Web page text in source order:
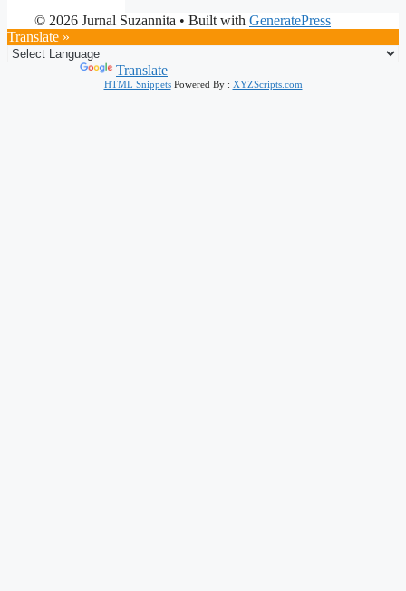
© 2026 Jurnal Suzannita • Built with GeneratePress
Translate »
Translate
HTML SnippetsPowered By : XYZScripts.com